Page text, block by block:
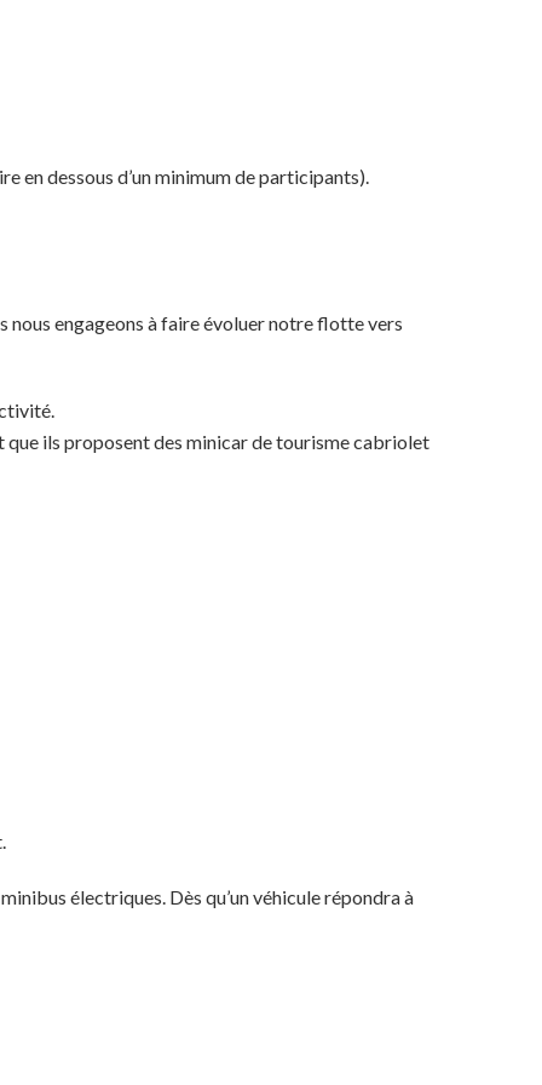
en dessous d’un minimum de participants).
nous engageons à faire évoluer notre flotte vers
que ils proposent des minicar de tourisme cabriolet
électriques. Dès qu’un véhicule répondra à